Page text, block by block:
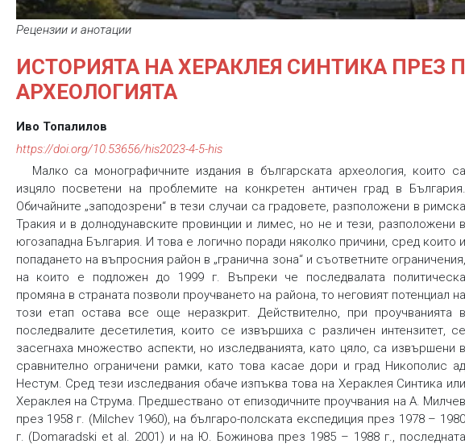
Рецензии и анотации
ИСТОРИЯТА НА ХЕРАКЛЕЯ СИНТИКА ПРЕЗ
AРХЕОЛОГИЯТА
Иво Топалилов
https://doi.org/10.53656/his2023-4-5-his
Малко са монографичните издания в българската археология, които са
изцяло посветени на проблемите на конкретен античен град в България.
Обичайните „заподозрени“ в тези случаи са градовете, разположени в римска
Тракия и в долнодунавските провинции и лимес, но не и тези, разположени в
югозападна България. И това е логично поради няколко причини, сред които и
попадането на въпросния район в „гранична зона“ и съответните ограничения,
на които е подложен до 1999 г. Въпреки че последвалата политическа
промяна в страната позволи проучването на района, то неговият потенциал на
този етап остава все още неразкрит. Действително, при проучванията в
последвалите десетилетия, които се извършиха с различен интензитет, се
засегнаха множество аспекти, но изследванията, като цяло, са извършени в
сравнително ограничени рамки, като това касае дори и град Никополис ад
Нестум. Сред тези изследвания обаче изпъква това на Хераклея Синтика или
Хераклея на Струма. Предшествано от епизодичните проучвания на А. Милчев
през 1958 г. (Milchev 1960), на българо-полската експедиция през 1978 – 1980
г. (Domaradski et al. 2001) и на Ю. Божинова през 1985 – 1988 г., последната